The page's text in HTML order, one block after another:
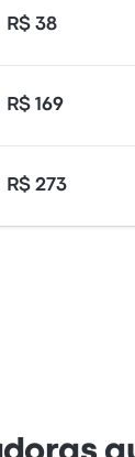
R$ 38
R$ 169
R$ 273